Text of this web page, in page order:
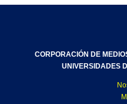
CORPORACIÓN DE
UNIVERSIDADES